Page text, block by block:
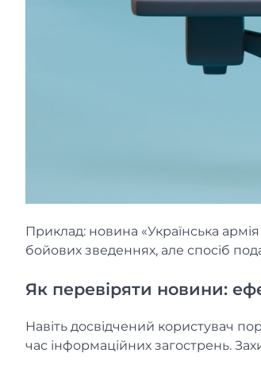
Приклад: новина «Українська
бойових зведеннях, але спосіб
Як перевіряти новини:
Навіть досвідчений користувач
час інформаційних загострень.